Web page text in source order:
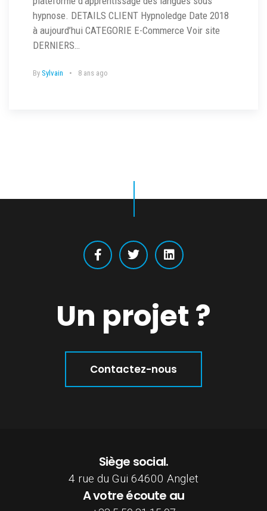
hypnose. DETAILS CLIENT Hypnoledge Date 2018
à aujourd’hui CATEGORIE E-Commerce Voir site
DERNIERS…
By Sylvain 8 ans ago
Un projet ?
Contactez-nous
Siège social.
4 rue du Gui 64600 Anglet
A votre écoute au